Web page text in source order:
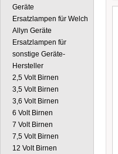
Geräte
Ersatzlampen für Welch
Allyn Geräte
Ersatzlampen für
sonstige Geräte-
Hersteller
2,5 Volt Birnen
3,5 Volt Birnen
3,6 Volt Birnen
6 Volt Birnen
7 Volt Birnen
7,5 Volt Birnen
12 Volt Birnen